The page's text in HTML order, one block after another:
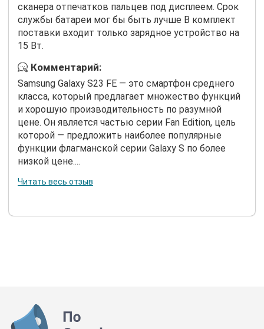
сканера отпечатков пальцев под дисплеем. Срок
службы батареи мог бы быть лучше В комплект
поставки входит только зарядное устройство на
15 Вт.
Комментарий:
Samsung Galaxy S23 FE — это смартфон среднего
класса, который предлагает множество функций
и хорошую производительность по разумной
цене. Он является частью серии Fan Edition, цель
которой — предложить наиболее популярные
функции флагманской серии Galaxy S по более
низкой цене....
Читать весь отзыв